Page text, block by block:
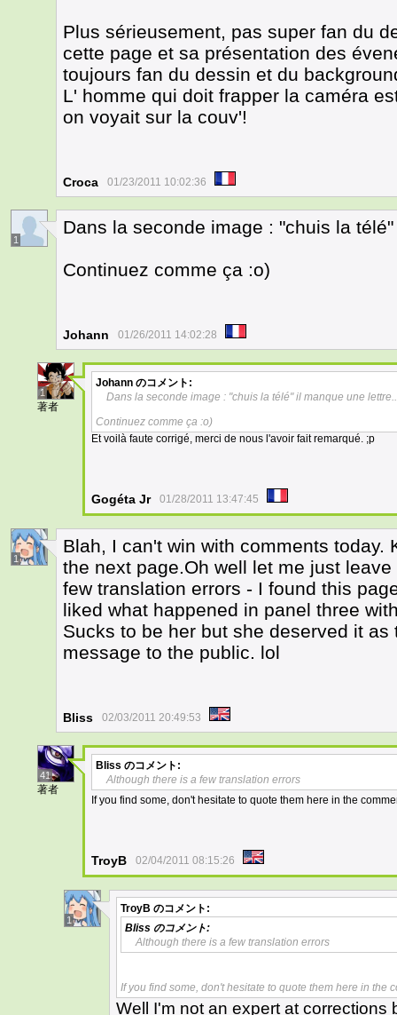
Plus sérieusement, pas super fan du
cette page et sa présentation des
toujours fan du dessin et du
L' homme qui doit frapper la caméra
on voyait sur la couv'!
Croca 01/23/2011 10:02:36
1
Dans la seconde image : "chuis la
Continuez comme ça :o)
Johann 01/26/2011 14:02:28
1
著者
Johann のコメント:
Dans la seconde image : "chuis la télé" il manque une
Continuez comme ça :o)
Et voilà faute corrigé, merci de nous l'avoir fait remarqué. ;p
Gogéta Jr 01/28/2011 13:47:45
1
Blah, I can't win with comments today.
the next page.Oh well let me just
few translation errors - I found this
liked what happened in panel three
Sucks to be her but she deserved it
message to the public. lol
Bliss 02/03/2011 20:49:53
41
著者
Bliss のコメント:
Although there is a few translation errors
If you find some, don't hesitate to quote them here in the
TroyB 02/04/2011 08:15:26
1
TroyB のコメント:
Bliss のコメント:
Although there is a few translation errors
If you find some, don't hesitate to quote them here in the
Well I'm not an expert at corrections